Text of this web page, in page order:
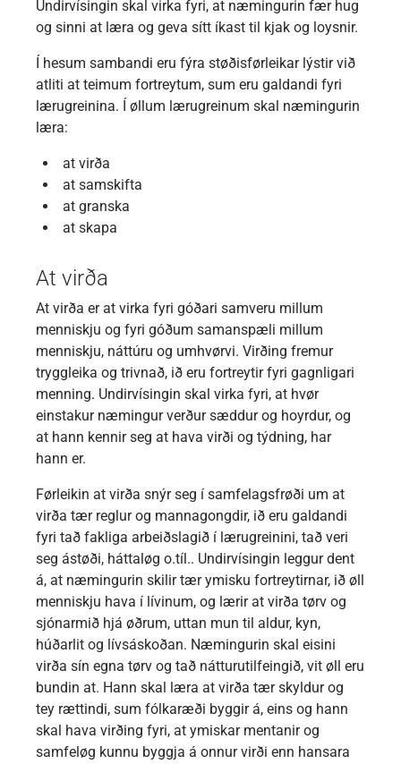
Undirvísingin skal virka fyri, at næmingurin fær hug
og sinni at læra og geva sítt íkast til kjak og loysnir.
Í hesum sambandi eru fýra støðisførleikar lýstir við
atliti at teimum fortreytum, sum eru galdandi fyri
lærugreinina. Í øllum lærugreinum skal næmingurin
læra:
at virða
at samskifta
at granska
at skapa
At virða
At virða er at virka fyri góðari samveru millum
menniskju og fyri góðum samanspæli millum
menniskju, náttúru og umhvørvi. Virðing fremur
tryggleika og trivnað, ið eru fortreytir fyri gagnligari
menning. Undirvísingin skal virka fyri, at hvør
einstakur næmingur verður sæddur og hoyrdur, og
at hann kennir seg at hava virði og týdning, har
hann er.
Førleikin at virða snýr seg í samfelagsfrøði um at
virða tær reglur og mannagongdir, ið eru galdandi
fyri tað fakliga arbeiðslagið í lærugreinini, tað veri
seg ástøði, háttaløg o.tíl.. Undirvísingin leggur dent
á, at næmingurin skilir tær ymisku fortreytirnar, ið øll
menniskju hava í lívinum, og lærir at virða tørv og
sjónarmið hjá øðrum, uttan mun til aldur, kyn,
húðarlit og lívsáskoðan. Næmingurin skal eisini
virða sín egna tørv og tað nátturutilfeingið, vit øll eru
bundin at. Hann skal læra at virða tær skyldur og
tey rættindi, sum fólkaræði byggir á, eins og hann
skal hava virðing fyri, at ymiskar mentanir og
samfeløg kunnu byggja á onnur virði enn hansara